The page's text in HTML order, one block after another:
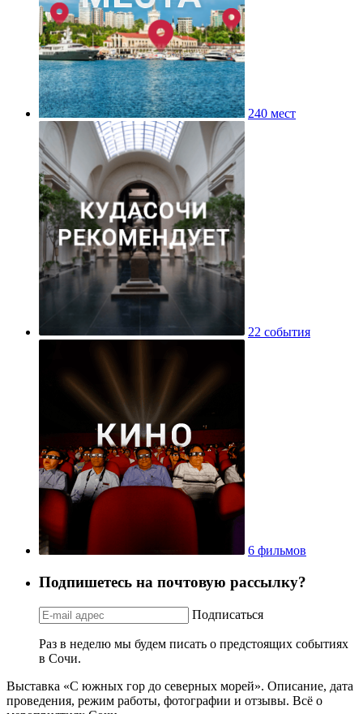
240 мест
22 события
6 фильмов
Подпишетесь на почтовую рассылку?
Подписаться
Раз в неделю мы будем писать о предстоящих событиях
в Сочи.
Выставка «С южных гор до северных морей». Описание, дата
проведения, режим работы, фотографии и отзывы. Всё о